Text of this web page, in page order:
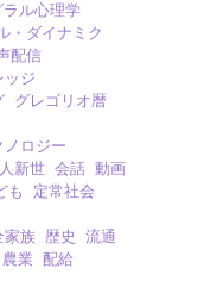
ル心理学
・ダイナミク
配信
ッジ
グレゴリオ暦
ノロジー
人新世 会話 動画
も
定常社会
家族 歴史 流通
農業 配給